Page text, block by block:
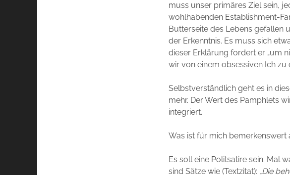
muss unser primäres Ziel sein,
wohlhabenden Establishment-
Butterseite des Lebens gefallen
der Erkenntnis. Es muss sich
dieser Erklärung fordert er „um
wir von einem obsessiven Ich zu
Selbstverständlich geht es in
mehr. Der Wert des Pamphlets
integriert.
Was ist für mich bemerkenswert
Es soll eine Politsatire sein. Mal
sind Sätze wie (Textzitat): „Die